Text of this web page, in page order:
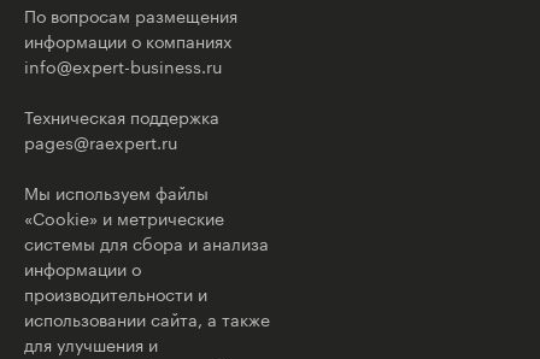
По вопросам размещения
информации о компаниях
info@expert-business.ru
Техническая поддержка
pages@raexpert.ru
Мы используем файлы
«Cookie» и метрические
системы для сбора и анализа
информации о
производительности и
использовании сайта, а также
для улучшения и